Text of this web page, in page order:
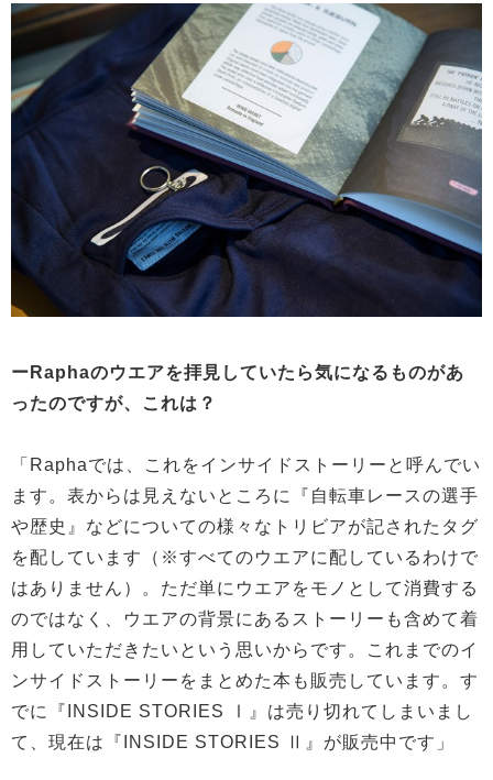
ーRaphaのウエアを拝見していたら気になるものがあ
ったのですが、これは？
「Raphaでは、これをインサイドストーリーと呼んでい
ます。表からは見えないところに『自転車レースの選手
や歴史』などについての様々なトリビアが記されたタグ
を配しています（※すべてのウエアに配しているわけで
はありません）。ただ単にウエアをモノとして消費する
のではなく、ウエアの背景にあるストーリーも含めて着
用していただきたいという思いからです。これまでのイ
ンサイドストーリーをまとめた本も販売しています。す
でに『INSIDE STORIES Ⅰ』は売り切れてしまいまし
て、現在は『INSIDE STORIES Ⅱ』が販売中です」